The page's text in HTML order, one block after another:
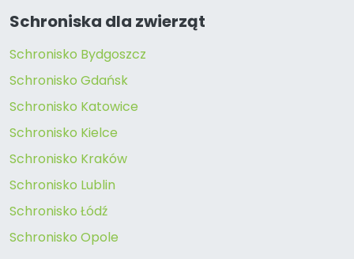
Schroniska dla zwierząt
Schronisko Bydgoszcz
Schronisko Gdańsk
Schronisko Katowice
Schronisko Kielce
Schronisko Kraków
Schronisko Lublin
Schronisko Łódź
Schronisko Opole